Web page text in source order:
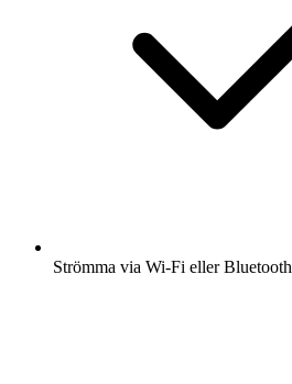
Strömma via Wi-Fi eller Bluetooth